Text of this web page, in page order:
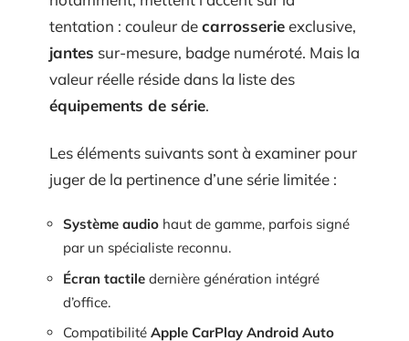
tentation : couleur decarrosserieexclusive,
jantes sur-mesure, badge numéroté. Mais la
valeur réelle réside dans la liste des
équipements de série.
Les éléments suivants sont à examiner pour
juger de la pertinence d’une série limitée :
Système audio haut de gamme, parfois signé
par un spécialiste reconnu.
Écran tactile dernière génération intégré
d’office.
Compatibilité Apple CarPlay Android Auto